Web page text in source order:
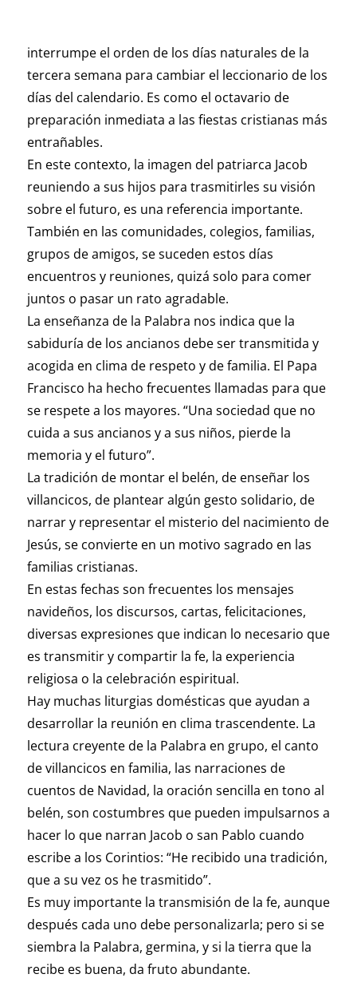
interrumpe el orden de los días naturales de la
tercera semana para cambiar el leccionario de los
días del calendario. Es como el octavario de
preparación inmediata a las fiestas cristianas más
entrañables.
En este contexto, la imagen del patriarca Jacob
reuniendo a sus hijos para trasmitirles su visión
sobre el futuro, es una referencia importante.
También en las comunidades, colegios, familias,
grupos de amigos, se suceden estos días
encuentros y reuniones, quizá solo para comer
juntos o pasar un rato agradable.
La enseñanza de la Palabra nos indica que la
sabiduría de los ancianos debe ser transmitida y
acogida en clima de respeto y de familia. El Papa
Francisco ha hecho frecuentes llamadas para que
se respete a los mayores. “Una sociedad que no
cuida a sus ancianos y a sus niños, pierde la
memoria y el futuro”.
La tradición de montar el belén, de enseñar los
villancicos, de plantear algún gesto solidario, de
narrar y representar el misterio del nacimiento de
Jesús, se convierte en un motivo sagrado en las
familias cristianas.
En estas fechas son frecuentes los mensajes
navideños, los discursos, cartas, felicitaciones,
diversas expresiones que indican lo necesario que
es transmitir y compartir la fe, la experiencia
religiosa o la celebración espiritual.
Hay muchas liturgias domésticas que ayudan a
desarrollar la reunión en clima trascendente. La
lectura creyente de la Palabra en grupo, el canto
de villancicos en familia, las narraciones de
cuentos de Navidad, la oración sencilla en tono al
belén, son costumbres que pueden impulsarnos a
hacer lo que narran Jacob o san Pablo cuando
escribe a los Corintios: “He recibido una tradición,
que a su vez os he trasmitido”.
Es muy importante la transmisión de la fe, aunque
después cada uno debe personalizarla; pero si se
siembra la Palabra, germina, y si la tierra que la
recibe es buena, da fruto abundante.